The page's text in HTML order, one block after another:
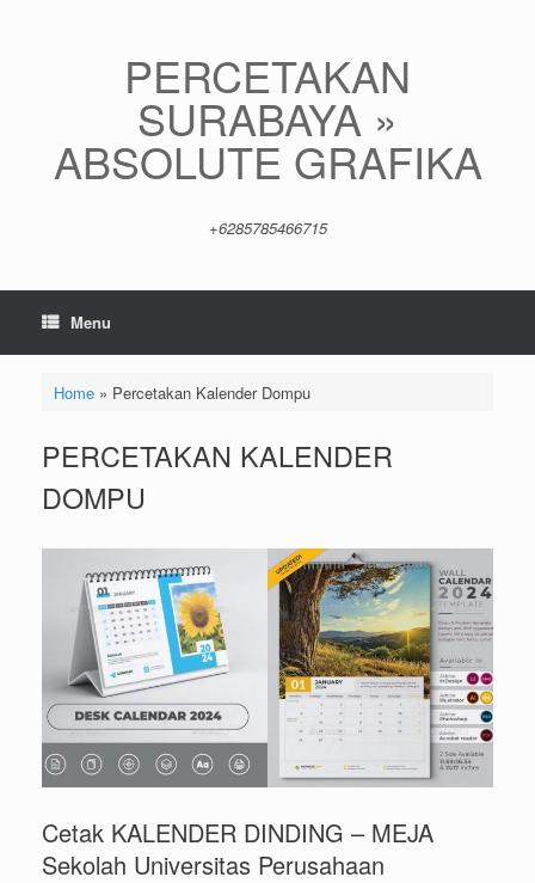
PERCETAKAN
SURABAYA »
ABSOLUTE GRAFIKA
+6285785466715
Menu
Home» Percetakan Kalender Dompu
PERCETAKAN KALENDER
DOMPU
Cetak KALENDER DINDING – MEJA
Sekolah Universitas Perusahaan